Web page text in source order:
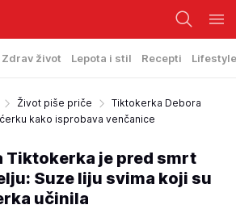
Zdrav život Lepota i stil Recepti Lifestyle
Život piše priče
Tiktokerka Debora
kako isprobava venčanice
Tiktokerka je pred smrt
Suze liju svima koji su
učinila